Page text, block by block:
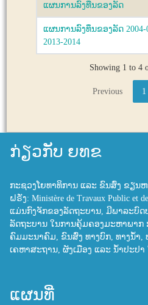
ແຜນການລົງທືນຂອງລັດ
ແຜນ​ການ​ລົ​ງ​ທຶນ​ຂອງ​ລັດ 2004-
2013-2014
Showing 1 to 4
Previous 1
ກ່ຽວກັບ ຍທຂ
ກະຊວງໂຍທາທິການ ແລະ ຂົນສົ່ງ ຂຽນ
ຝຣັ່ງ: Ministère de Travaux Public et
ແມ່ນກົງຈັກຂອງລັດຖະບານ, ມີພາລະບົດ
ລັດຖະບານ ໃນການຄຸ້ມຄອງມະຫາພາກ
ຄົມມະນາຄົມ, ຂົນສົ່ງ ທາງບົກ, ທາງນ້ຳ,
ເຄຫາສະຖານ, ຜັງເມືອງ ແລະ ນ້ຳປະປາ
ແຜນທີ່